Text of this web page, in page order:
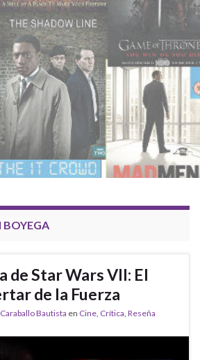
BOYEGA
de Star Wars VII: El
de la Fuerza
Bautista en Cine Crítica Reseña